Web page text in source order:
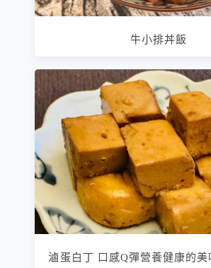
牛小排丼飯
滷蛋白丁 口感Q彈營養健康的美